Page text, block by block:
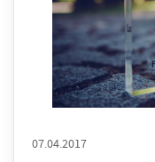
07.04.2017